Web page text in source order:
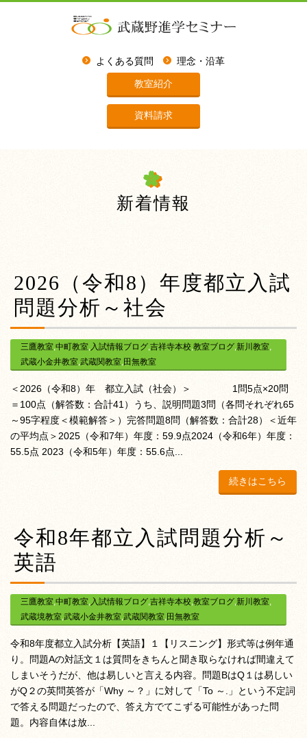
よくある質問 理念・沿革
教室紹介
資料請求
新着情報
2026（令和8）年度都立入試
問題分析～社会
三鷹教室,中町教室,入試情報ブログ,吉祥寺本校,教室ブログ,新川教室,
武蔵小金井教室,武蔵関教室,田無教室
＜2026（令和8）年 都立入試（社会）＞ 1問5点×20問
＝100点（解答数：合計41）うち、説明問題3問（各問それぞれ65
～95字程度＜模範解答＞）完答問題8問（解答数：合計28）＜近年
の平均点＞2025（令和7年）年度：59.9点2024（令和6年）年度：
55.5点 2023（令和5年）年度：55.6点...
続きはこちら
令和8年都立入試問題分析～
英語
三鷹教室,中町教室,入試情報ブログ,吉祥寺本校,教室ブログ,新川教室,
武蔵境教室,武蔵小金井教室,武蔵関教室,田無教室
令和8年度都立入試分析【英語】１【リスニング】形式等は例年通
り。問題Aの対話文１は質問をきちんと聞き取らなければ間違えて
しまいそうだが、他は易しいと言える内容。問題BはQ１は易しい
がQ２の英問英答が「Why ～？」に対して「To ～.」という不定詞
で答える問題だったので、答え方でてこずる可能性があった問
題。内容自体は放...